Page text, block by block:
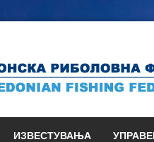
ИЗВЕСТУВАЊА